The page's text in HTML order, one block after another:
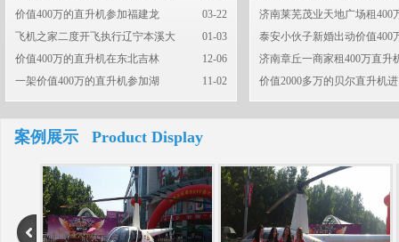
03-22
价值400万的直升机参加福建龙
01-03
飞机之家二度开飞执行辽宁本溪大
12-06
价值400万的直升机在东北吉林
11-02
一架价值400万的直升机参加湖
济南莱芜茂业天地广场租400
泰安小伙子新婚出动价值400
济南章丘一商家租400万直升
价值2000多万的贝尔直升机进
案例展示 Product Display